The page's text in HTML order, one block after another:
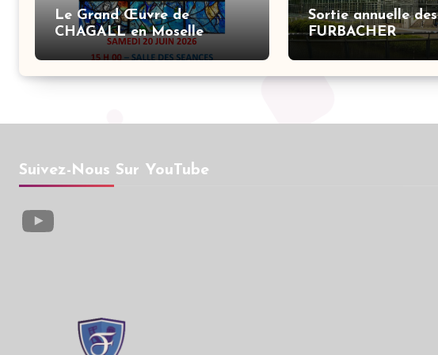
Le Grand Œuvre de
CHAGALL en Moselle
Sortie annuelle des
FURBACHER
Suivez-Nous Sur YouTube
YouTube